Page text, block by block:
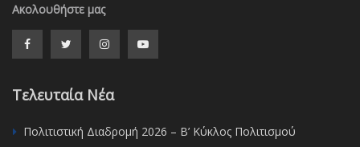
Ακολουθήστε μας
Τελευταία Νέα
Πολιτιστική Διαδρομή 2026 – Β’ Κύκλος Πολιτισμού